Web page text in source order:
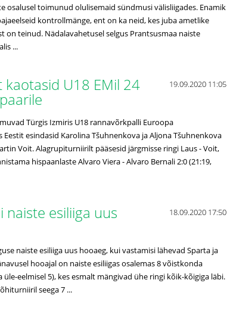
osalusel toimunud olulisemaid sündmusi välisliigades. Enamik
kontrollmänge, ent on ka neid, kes juba ametlike
on teinud. Nädalavahetusel selgus Prantsusmaa naiste
...
19.09.2020 11:05
kaotasid U18 EMil 24
Türgis Izmiris U18 rannavõrkpalli Euroopa
esindasid Karolina Tšuhnenkova ja Aljona Tšuhnenkova
Voit. Alagrupiturniirilt pääsesid järgmisse ringi Laus - Voit,
hispaanlaste Alvaro Viera - Alvaro Bernali 2:0 (21:19,
18.09.2020 17:50
naiste esiliiga uus
naiste esiliiga uus hooaeg, kui vastamisi lähevad Sparta ja
hooajal on naiste esiliigas osalemas 8 võistkonda
üle-eelmisel 5), kes esmalt mängivad ühe ringi kõik-kõigiga läbi.
seega 7 ...